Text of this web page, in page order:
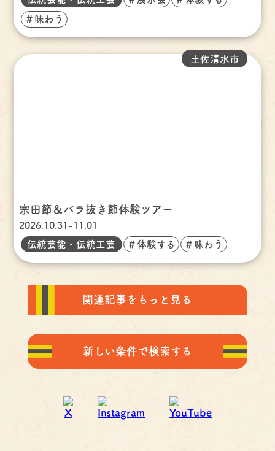
＃味わう
宗田節＆バラ抜き節体験ツアー
2026.10.31-11.01
土佐清水市
伝統芸能・伝統工芸 ＃体験する ＃味わう
関連記事をもっと見る
新しい条件で検索する